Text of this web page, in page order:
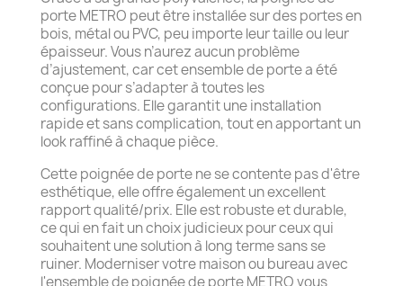
porte METRO peut être installée sur des portes en
bois, métal ou PVC, peu importe leur taille ou leur
épaisseur. Vous n’aurez aucun problème
d’ajustement, car cet ensemble de porte a été
conçue pour s’adapter à toutes les
configurations. Elle garantit une installation
rapide et sans complication, tout en apportant un
look raffiné à chaque pièce.
Cette poignée de porte ne se contente pas d'être
esthétique, elle offre également un excellent
rapport qualité/prix. Elle est robuste et durable,
ce qui en fait un choix judicieux pour ceux qui
souhaitent une solution à long terme sans se
ruiner. Moderniser votre maison ou bureau avec
l'ensemble de poignée de porte METRO vous